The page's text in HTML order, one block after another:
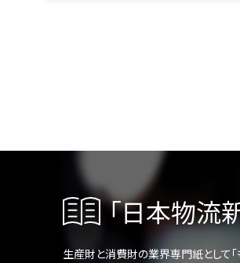
「日本物流
生産財と消費財の業界専門紙として「